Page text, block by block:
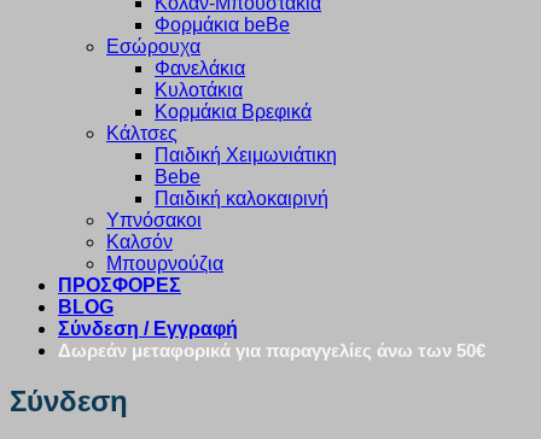
Φορμάκια beBe
Εσώρουχα
Φανελάκια
Κυλοτάκια
Κορμάκια Βρεφικά
Κάλτσες
Παιδική Χειμωνιάτικη
Bebe
Παιδική καλοκαιρινή
Υπνόσακοι
Καλσόν
Μπουρνούζια
ΠΡΟΣΦΟΡΕΣ
BLOG
Σύνδεση / Εγγραφή
Δωρεάν μεταφορικά για παραγγελίες άνω των 50€
Σύνδεση